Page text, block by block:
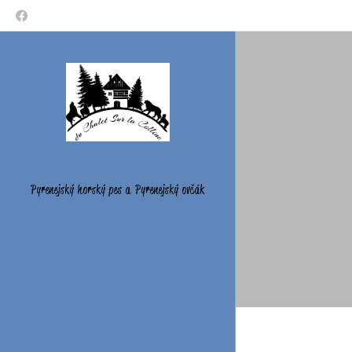
Pyrenejský horský pes a Pyrenejský ovčák